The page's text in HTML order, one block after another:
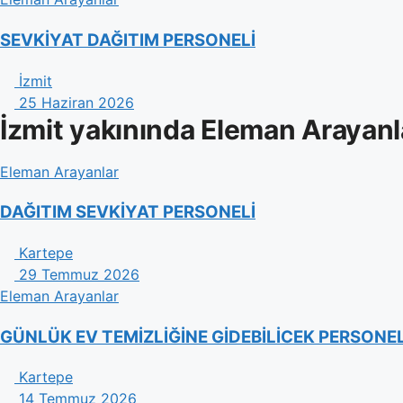
SEVKİYAT DAĞITIM PERSONELİ
İzmit
25 Haziran 2026
İzmit yakınında Eleman
Eleman Arayanlar
DAĞITIM SEVKİYAT PERSONELİ
Kartepe
29 Temmuz 2026
Eleman Arayanlar
GÜNLÜK EV TEMİZLİĞİNE GİDEBİLİCEK
Kartepe
14 Temmuz 2026